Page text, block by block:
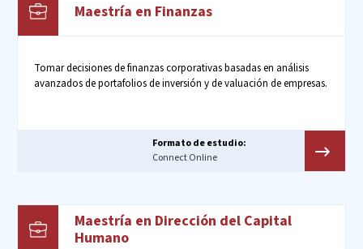
Maestría en Finanzas
Tomar decisiones de finanzas corporativas basadas en análisis
avanzados de portafolios de inversión y de valuación de empresas.
Formato de estudio:
Connect Online
Maestría en Dirección del Capital
Humano